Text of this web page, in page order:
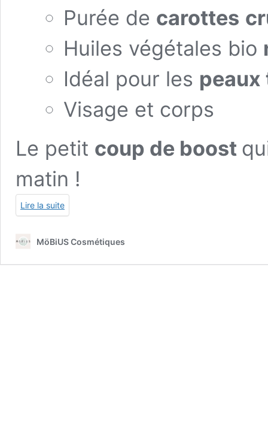
Purée de carottes
Huiles végétales bio
Idéal pour les peaux
Visage et corps
Le petit coup de boost
matin !
Lire la suite
MöBiUS Cosmétiques